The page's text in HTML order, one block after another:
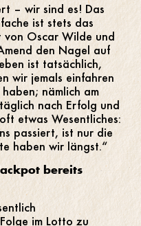
– wir sind es! Das
ist stets das
von Oscar Wilde und
den Nagel auf
ist tatsächlich,
wir jemals einfahren
nämlich am
nach Erfolg und
etwas Wesentliches:
passiert, ist nur die
haben wir längst.“
bereits
im Lotto zu